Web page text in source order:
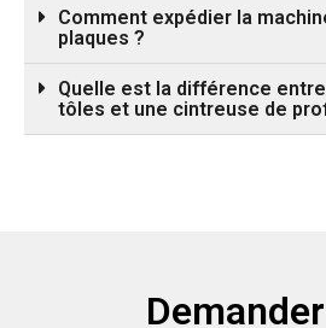
Comment expédier la
plaques ?
Quelle est la différence
tôles et une cintreuse de